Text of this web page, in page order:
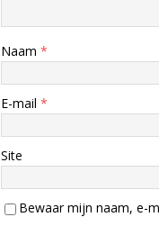
Naam *
E-mail *
Site
Bewaar mijn naam, e-